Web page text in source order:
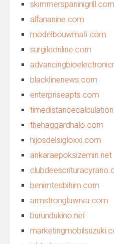
skimmerspaninigrill.com
alfananine.com
modelbouwmati.com
surgileonline.com
blacklinenews.com
enterpriseapts.com
thehaggardhalo.com
hijosdelsigloxxi.com
ankaraepoksizemin.net
benimtesbihim.com
armstronglawrva.com
burundukino.net